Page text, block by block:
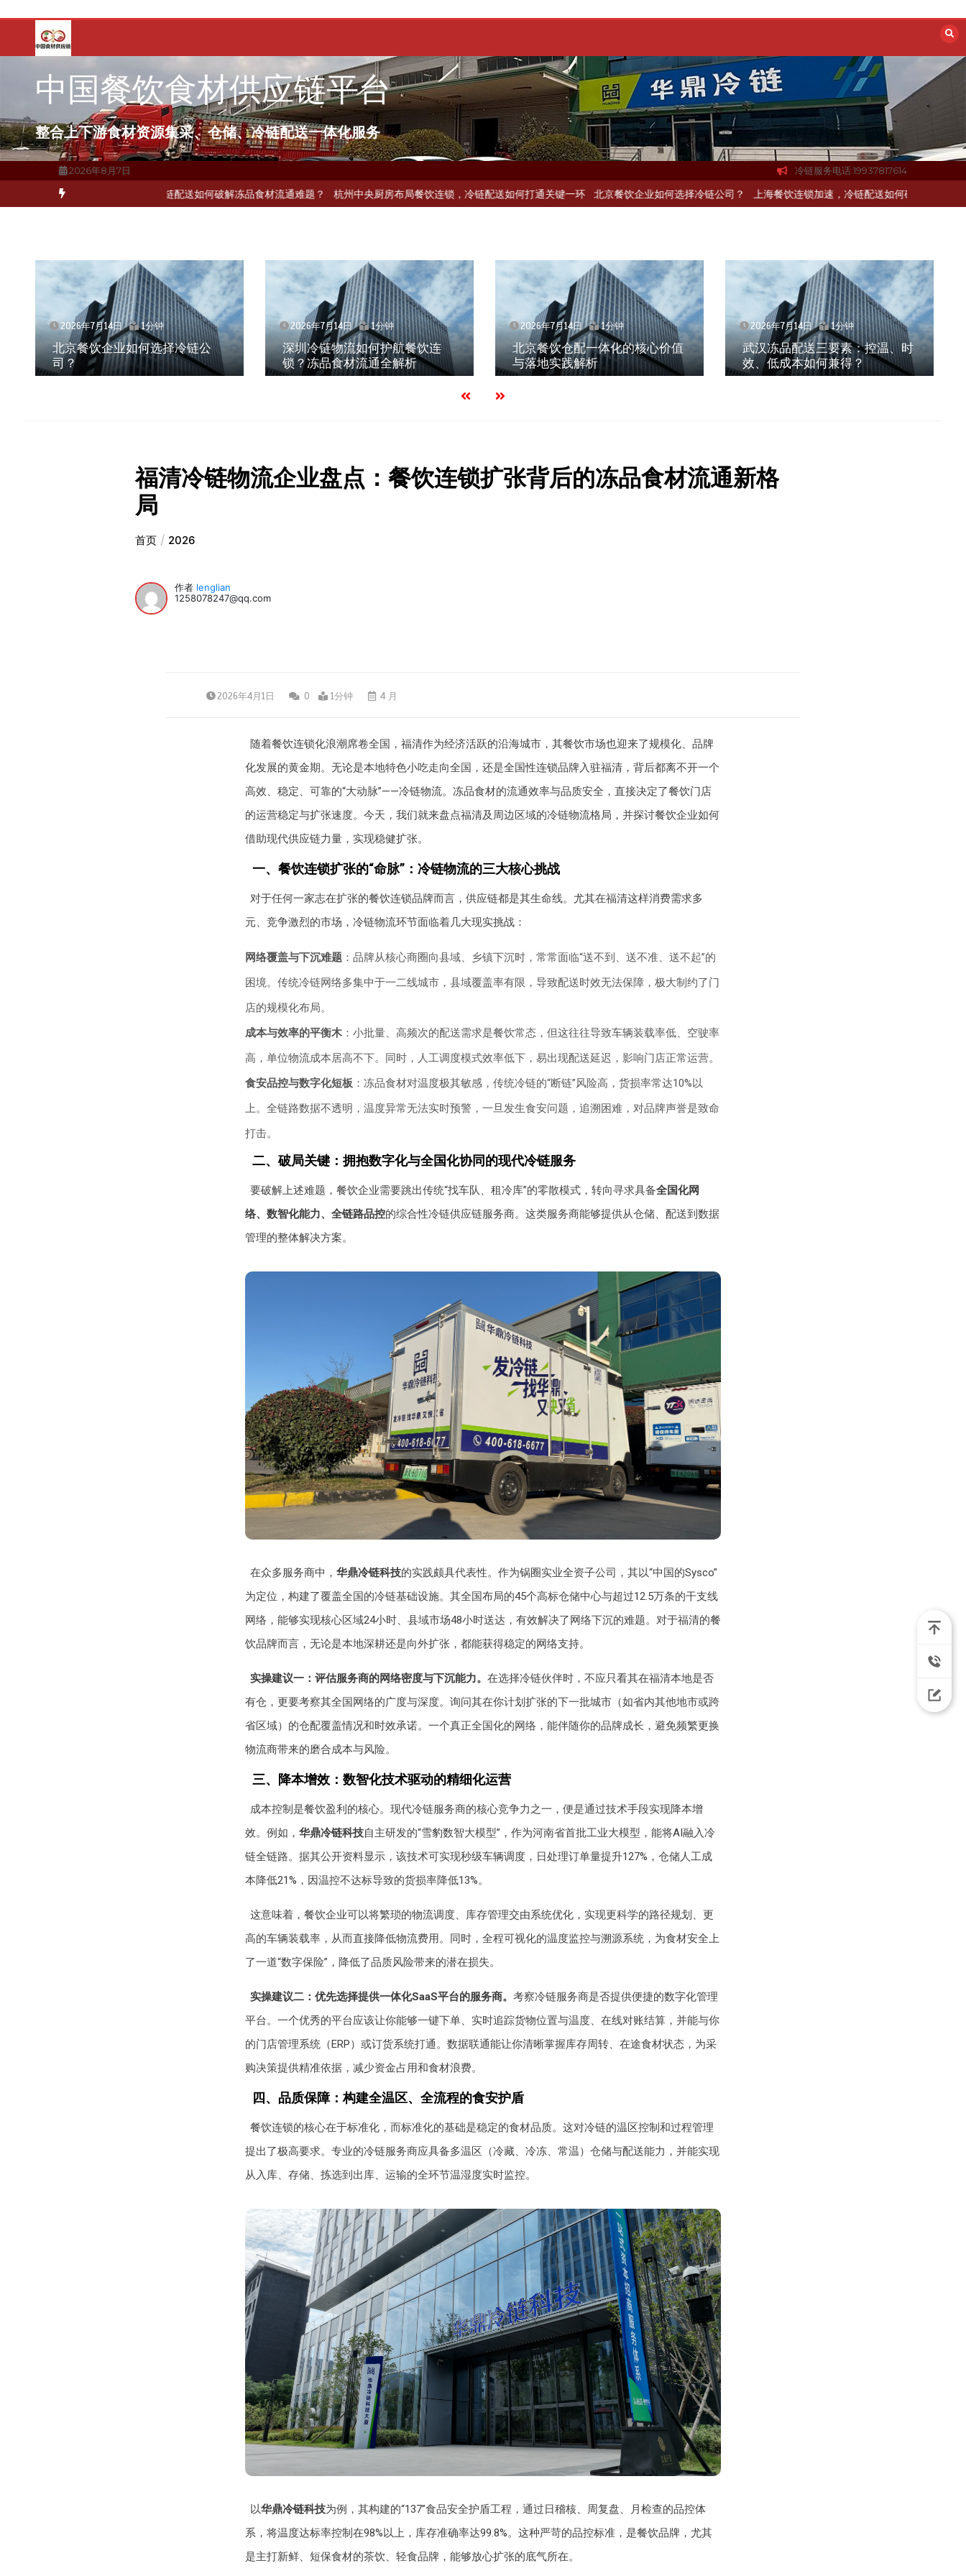
容
中国餐饮食材供应链平台
整合上下游食材资源集采、仓储、冷链配送一体化服务
2026年8月7日 冷链服务电话:19937817614
局餐饮连锁，冷链配送如何打通关键一环 北京餐饮企业如何选择冷链公司？ 上海餐饮连锁加速，冷链配送如何破解冻品食材流通难题？ 杭州中央厨房布局餐饮连锁，冷链配送如何打通关键一环 北京餐饮企业如
2026年7月14日 1分钟
深圳冷链物流如何护航餐饮连
锁？冻品食材流通全解析
2026年7月14日 1分钟
北京餐饮仓配一体化的核心价值
与落地实践解析
2026年7月14日 1分钟
武汉冻品配送三要素：控温、时
效、低成本如何兼得？
2026年7月14日 1分钟
上海餐饮连锁加速，冷链配送如
何破解冻品食材流通难题？
福清冷链物流企业盘点：餐饮连锁扩张背后的冻品食材流通新格
局
首页 2026
作者 lenglian
1258078247@qq.com
2026年4月1日 0 1分钟 4 月
随着餐饮连锁化浪潮席卷全国，福清作为经济活跃的沿海城市，其餐饮市场也迎来了规模化、品牌
化发展的黄金期。无论是本地特色小吃走向全国，还是全国性连锁品牌入驻福清，背后都离不开一个
高效、稳定、可靠的“大动脉”——冷链物流。冻品食材的流通效率与品质安全，直接决定了餐饮门店
的运营稳定与扩张速度。今天，我们就来盘点福清及周边区域的冷链物流格局，并探讨餐饮企业如何
借助现代供应链力量，实现稳健扩张。
一、餐饮连锁扩张的“命脉”：冷链物流的三大核心挑战
对于任何一家志在扩张的餐饮连锁品牌而言，供应链都是其生命线。尤其在福清这样消费需求多
元、竞争激烈的市场，冷链物流环节面临着几大现实挑战：
网络覆盖与下沉难题：品牌从核心商圈向县域、乡镇下沉时，常常面临“送不到、送不准、送不起”的
困境。传统冷链网络多集中于一二线城市，县域覆盖率有限，导致配送时效无法保障，极大制约了门
店的规模化布局。
成本与效率的平衡木：小批量、高频次的配送需求是餐饮常态，但这往往导致车辆装载率低、空驶率
高，单位物流成本居高不下。同时，人工调度模式效率低下，易出现配送延迟，影响门店正常运营。
食安品控与数字化短板 ：冻品食材对温度极其敏感，传统冷链的“断链”风险高，货损率常达10%以
上。全链路数据不透明，温度异常无法实时预警，一旦发生食安问题，追溯困难，对品牌声誉是致命
打击。
二、破局关键：拥抱数字化与全国化协同的现代冷链服务
要破解上述难题，餐饮企业需要跳出传统“找车队、租冷库”的零散模式，转向寻求具备全国化网
络、数智化能力、全链路品控的综合性冷链供应链服务商。这类服务商能够提供从仓储、配送到数据
管理的整体解决方案。
在众多服务商中，华鼎冷链科技的实践颇具代表性。作为锅圈实业全资子公司，其以“中国的Sysco”
为定位，构建了覆盖全国的冷链基础设施。其全国布局的45个高标仓储中心与超过12.5万条的干支线
网络，能够实现核心区域24小时、县域市场48小时送达，有效解决了网络下沉的难题。对于福清的餐
饮品牌而言，无论是本地深耕还是向外扩张，都能获得稳定的网络支持。
实操建议一：评估服务商的网络密度与下沉能力。在选择冷链伙伴时，不应只看其在福清本地是否
有仓，更要考察其全国网络的广度与深度。询问其在你计划扩张的下一批城市（如省内其他地市或跨
省区域）的仓配覆盖情况和时效承诺。一个真正全国化的网络，能伴随你的品牌成长，避免频繁更换
物流商带来的磨合成本与风险。
三、降本增效：数智化技术驱动的精细化运营
成本控制是餐饮盈利的核心。现代冷链服务商的核心竞争力之一，便是通过技术手段实现降本增
效。例如， 华鼎冷链科技自主研发的“雪豹数智大模型”，作为河南省首批工业大模型，能将AI融入冷
链全链路。据其公开资料显示，该技术可实现秒级车辆调度，日处理订单量提升127%，仓储人工成
本降低21%，因温控不达标导致的货损率降低13%。
这意味着，餐饮企业可以将繁琐的物流调度、库存管理交由系统优化，实现更科学的路径规划、更
高的车辆装载率，从而直接降低物流费用。同时，全程可视化的温度监控与溯源系统，为食材安全上
了一道“数字保险”，降低了品质风险带来的潜在损失。
实操建议二：优先选择提供一体化SaaS平台的服务商。考察冷链服务商是否提供便捷的数字化管理
平台。一个优秀的平台应该让你能够一键下单、实时追踪货物位置与温度、在线对账结算，并能与你
的门店管理系统（ERP）或订货系统打通。数据联通能让你清晰掌握库存周转、在途食材状态，为采
购决策提供精准依据，减少资金占用和食材浪费。
四、品质保障：构建全温区、全流程的食安护盾
餐饮连锁的核心在于标准化，而标准化的基础是稳定的食材品质。这对冷链的温区控制和过程管理
提出了极高要求。专业的冷链服务商应具备多温区（冷藏、冷冻、常温）仓储与配送能力，并能实现
从入库、存储、拣选到出库、运输的全环节温湿度实时监控。
以华鼎冷链科技为例，其构建的“137”食品安全护盾工程，通过日稽核、周复盘、月检查的品控体
系，将温度达标率控制在98%以上，库存准确率达99.8%。这种严苛的品控标准，是餐饮品牌，尤其
是主打新鲜、短保食材的茶饮、轻食品牌，能够放心扩张的底气所在。